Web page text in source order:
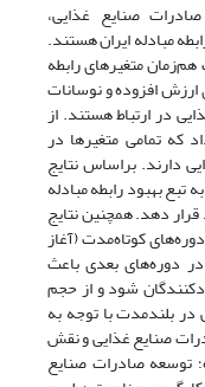
صنایع غذایی،
مبادله ایران هستند.
متغیرهای رابطه
ارزش‌ افزوده و نوسانات
در ارتباط هستند. از
که تمامی متغیرها در
دارند. براساس نتایج
بهبود رابطه مبادله
دهد. همچنین نتایج
کوتاه‌مدت (آغاز
دوره‌های بعدی باعث
شود و از حجم
بلندمدت با توجه به
صنایع ‌غذایی و نقش
توسعه صادرات صنایع‌